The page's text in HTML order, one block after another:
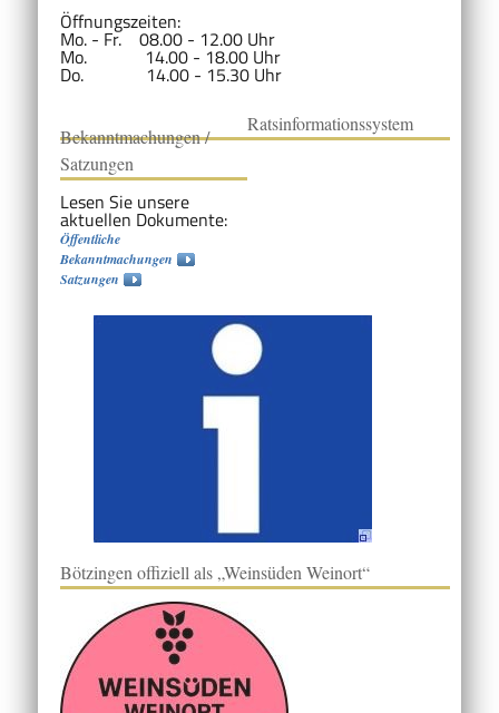
Öffnungszeiten:
Mo. - Fr. 08.00 - 12.00 Uhr
Mo. 14.00 - 18.00 Uhr
Do. 14.00 - 15.30 Uhr
Bekanntmachungen /
Satzungen
Lesen Sie unsere
aktuellen Dokumente:
Öffentliche
Bekanntmachungen
Satzungen
Ratsinformationssystem
Bötzingen offiziell als „Weinsüden Weinort“